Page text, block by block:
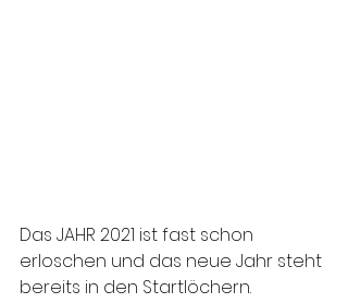
Das JAHR 2021 ist fast schon
erloschen und das neue Jahr steht
bereits in den Startlöchern.